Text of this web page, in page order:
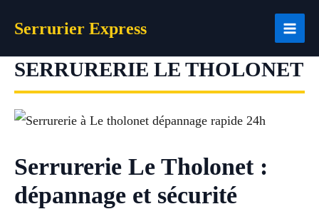
Serrurier Express
SERRURERIE LE THOLONET
Serrurerie Le Tholonet :
dépannage et sécurité